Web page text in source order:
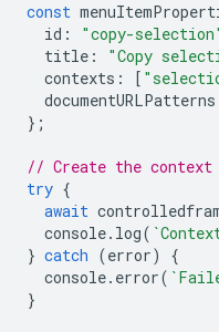
const
id : "copy-
title : "Copy
contexts : [
documentURLPatterns
};
// Create the context
try {
await
console. log(
} catch (error)
{
console. error(
}